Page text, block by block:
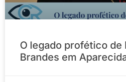
O legado profético de
Brandes em